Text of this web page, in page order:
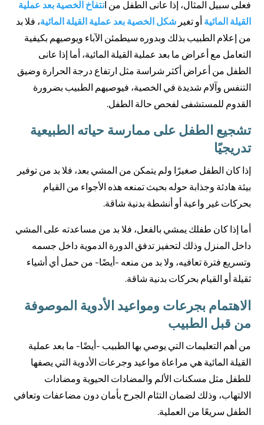
فعلى سبيل المثال، إذا عانى الطفل من انتفاخ الخصية بعد عملية
القيلة المائيةأو تغيرشكل الخصية بعد عملية القيلة المائية، فلا بد
من إعلام الطبيب بذلك وبدوره سيطمئن الآباء ويوصيهم بكيفية
التعامل مع أعراض ما بعد عملية القيلة المائية، أما إذا عانى
الطفل من أعراض أكثر شراسة مثل ارتفاع درجة الحرارة وضيق
التنفس وآلام شديدة في الخصية، فيوصيهم الطبيب بضرورة
القدوم للمستشفى لفحص حالة الطفل.
تشجيع الطفل على ممارسة حياته الطبيعية
تدريجيًا
إذا كان الطفل صغيرًا ولم يتمكن من المشي بعد، فلا بد من توفير
بيئة هادئة وجذابة حوله بحيث تمنعه هذه الأجواء من القيام
بحركات غير واعية أو أنشطة بدنية شاقة.
أما إذا كان طفلك يمشي بالفعل، فلا بد من مساعدته على المشي
داخل المنزل وذلك لتحفيز تدفق الدورة الدموية داخل جسمه
وتسريع فترة تعافيه، ولا بد من منعه -أيضًا- من حمل أي أشياء
ثقيلة أو القيام بحركات بدنية شاقة.
الاهتمام بجرعات ومواعيد الأدوية الموصوفة
من قبل الطبيب
من أهم التعليمات التي يوصي بها الطبيب -أيضًا- ما بعد عملية
القيلة المائية هي مراعاة مواعيد وجرعات الأدوية التي يصفها
للطفل مثل مسكنات الألم والمضادات الحيوية ومضادات
الالتهاب، وذلك لضمان التئام الجرح بأمان دون مضاعفات وتعافي
الطفل سريعًا من العملية.